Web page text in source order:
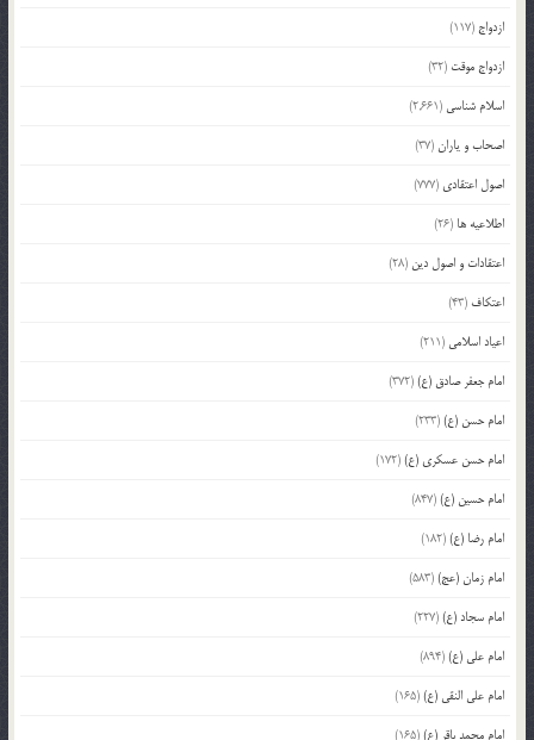
ازدواج (117)
ازدواج موقت (32)
اسلام شناسی (2,661)
اصحاب و یاران(37)
اصول اعتقادی (777)
اطلاعیه ها (26)
اعتقادات و اصول دین (28)
اعتکاف (43)
اعیاد اسلامی (211)
امام جعفر صادق (ع)(372)
امام حسن (ع)(233)
امام حسن عسکری (ع)(172)
امام حسین (ع)(847)
امام رضا (ع)(182)
امام زمان (عج)(583)
امام سجاد (ع)(227)
امام علی (ع)(894)
امام علی النقی (ع)(165)
امام محمد باقر (ع)(165)